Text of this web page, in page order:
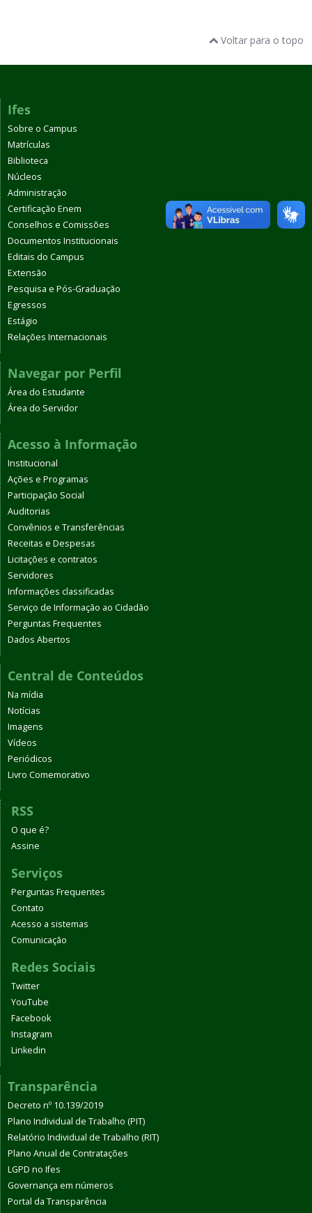
Voltar para o topo
Ifes
Sobre o Campus
Matrículas
Biblioteca
Núcleos
Administração
Certificação Enem
Conselhos e Comissões
Documentos Institucionais
Editais do Campus
Extensão
Pesquisa e Pós-Graduação
Egressos
Estágio
Relações Internacionais
Navegar por Perfil
Área do Estudante
Área do Servidor
Acesso à Informação
Institucional
Ações e Programas
Participação Social
Auditorias
Convênios e Transferências
Receitas e Despesas
Licitações e contratos
Servidores
Informações classificadas
Serviço de Informação ao Cidadão
Perguntas Frequentes
Dados Abertos
Central de Conteúdos
Na mídia
Notícias
Imagens
Vídeos
Periódicos
Livro Comemorativo
RSS
O que é?
Assine
Serviços
Perguntas Frequentes
Contato
Acesso a sistemas
Comunicação
Redes Sociais
Twitter
YouTube
Facebook
Instagram
Linkedin
Transparência
Decreto nº 10.139/2019
Plano Individual de Trabalho (PIT)
Relatório Individual de Trabalho (RIT)
Plano Anual de Contratações
LGPD no Ifes
Governança em números
Portal da Transparência